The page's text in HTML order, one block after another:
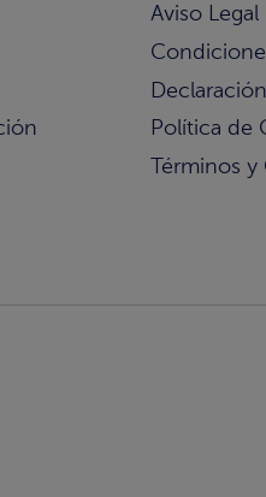
Aviso Legal
Política de
Términos